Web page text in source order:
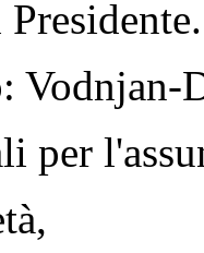
Vodnjan-
per